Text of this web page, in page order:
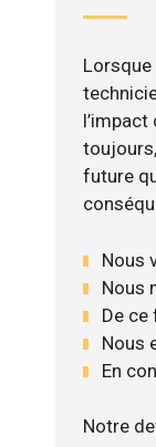
Lorsque
future
Nous
Nous
De ce
Nous
En
Notre